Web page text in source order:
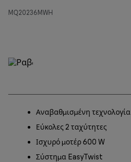
MQ20236MWH
Αναβαθμισμένη
Εύκολες 2 ταχύτητες
Ισχυρό μοτέρ 600 W
Σύστημα EasyTwist